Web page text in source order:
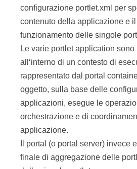
configurazione portlet.xml per
contenuto della applicazione e
funzionamento delle singole
Le varie portlet application
all‘interno di un contesto di
rappresentato dal portal
oggetto, sulla base delle
applicazioni, esegue le
orchestrazione e di
applicazione.
Il portal (o portal server) invece
finale di aggregazione delle